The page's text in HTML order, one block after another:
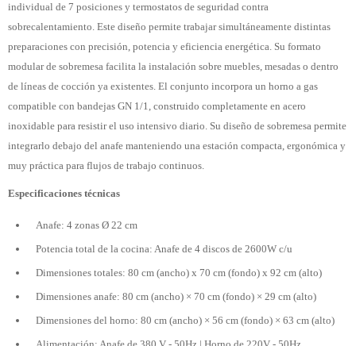
individual de 7 posiciones y termostatos de seguridad contra
sobrecalentamiento. Este diseño permite trabajar simultáneamente distintas
preparaciones con precisión, potencia y eficiencia energética. Su formato
modular de sobremesa facilita la instalación sobre muebles, mesadas o dentro
de líneas de cocción ya existentes. El conjunto incorpora un horno a gas
compatible con bandejas GN 1/1, construido completamente en acero
inoxidable para resistir el uso intensivo diario. Su diseño de sobremesa permite
integrarlo debajo del anafe manteniendo una estación compacta, ergonómica y
muy práctica para flujos de trabajo continuos.
Especificaciones técnicas
Anafe: 4 zonas Ø 22 cm
Potencia total de la cocina: Anafe de 4 discos de 2600W c/u
Dimensiones totales: 80 cm (ancho) x 70 cm (fondo) x 92 cm (alto)
Dimensiones anafe: 80 cm (ancho) × 70 cm (fondo) × 29 cm (alto)
Dimensiones del horno: 80 cm (ancho) × 56 cm (fondo) × 63 cm (alto)